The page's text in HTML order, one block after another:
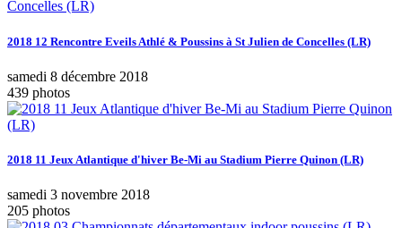
2018 12 Rencontre Eveils Athlé & Poussins à St Julien de Concelles (LR)
samedi 8 décembre 2018
439 photos
2018 11 Jeux Atlantique d'hiver Be-Mi au Stadium Pierre Quinon (LR)
samedi 3 novembre 2018
205 photos